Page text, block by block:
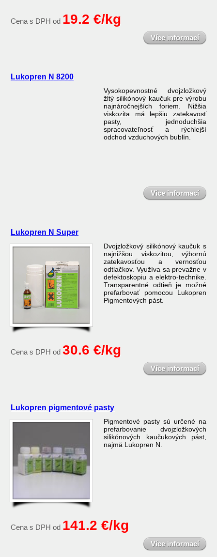
Cena s DPH od 19.2 €/kg
Více informací
Lukopren N 8200
Vysokopevnostné dvojzložkový
žltý silikónový kaučuk pre výrobu
najnáročnejších foriem. Nižšia
viskozita má lepšiu zatekavosť
pasty, jednoduchšia
spracovateľnosť a rýchlejší
odchod vzduchových bublín.
Více informací
Lukopren N Super
Dvojzložkový silikónový kaučuk s
najnižšou viskozitou, výbornú
zatekavosťou a vernosťou
odtlačkov. Využíva sa prevažne v
defektoskopiu a elektro-technike.
Transparentné odtieň je možné
prefarbovať pomocou Lukopren
Pigmentových pást.
Cena s DPH od 30.6 €/kg
Více informací
Lukopren pigmentové pasty
Pigmentové pasty sú určené na
prefarbovanie dvojzložkových
silikónových kaučukových pást,
najmä Lukopren N.
Cena s DPH od 141.2 €/kg
Více informací